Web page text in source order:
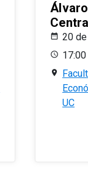
20
17:00
UC